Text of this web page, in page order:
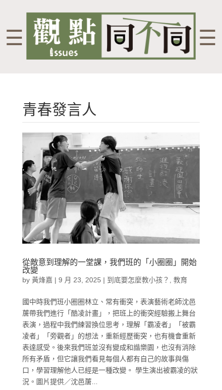
☰ ☰
青春發言人
從敵意到理解的一堂課，我們班的「小圈圈」開始
改變
by 黃烽嘉 | 9 月 23, 2025 | 到底要怎麼教小孩？ 教育
國中時我們班小圈圈林立、常有衝突，表演藝術老師沈邑
蓎帶我們進行「酷凌計畫」，把班上的衝突經驗搬上舞台
表演，過程中我們練習換位思考，理解「霸凌者」「被霸
凌者」「旁觀者」的想法，重新經歷衝突，也有機會重新
表達感受。後來我們班並沒有變成和諧樂園，也沒有消除
所有矛盾，但它讓我們看見每個人都有自己的故事與傷
口，學習理解他人已經是一種改變。 學生演出被霸凌的狀
況。圖片提供／沈邑蓎...